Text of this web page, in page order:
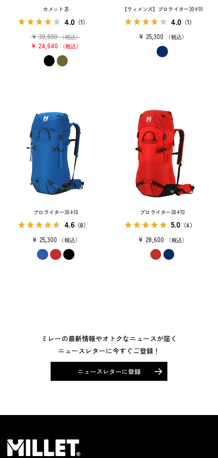
カメット 25
4.0 （1）
¥ 30,800 （税込）
¥ 24,640 税込
【ウィメンズ】プロライター30+10
4.0 （1）
¥ 25,300 税込
プロライター30+10
4.6（8）
¥ 25,300 税込
プロライター38+10
5.0 （4）
¥ 28,600 税込
ミレーの最新情報やオトクなニュースが届く
ニュースレターに今すぐご登録！
ニュースレターに登録